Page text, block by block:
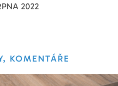
2022
KOMENTÁŘE